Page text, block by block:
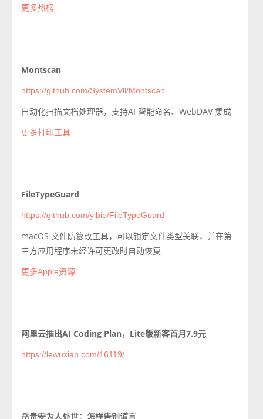
更多热榜
Montscan
https://github.com/SystemVll/Montscan
自动化扫描文档处理器，支持AI 智能命名、WebDAV 集成
更多打印工具
FileTypeGuard
https://github.com/yibie/FileTypeGuard
macOS 文件防篡改工具，可以锁定文件类型关联，并在第
三方应用程序未经许可更改时自动恢复
更多Apple资源
阿里云推出AI Coding Plan，Lite版新客首月7.9元
https://lewuxian.com/16119/
岳贵安为人处世：怎样告别谎言